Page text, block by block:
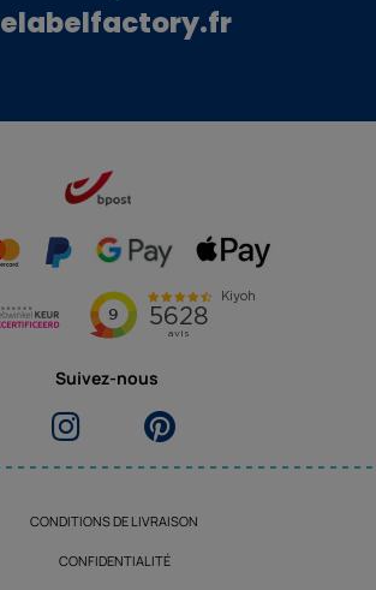
Suivez-nous
CONDITIONS DE LIVRAISON
CONFIDENTIALITÉ